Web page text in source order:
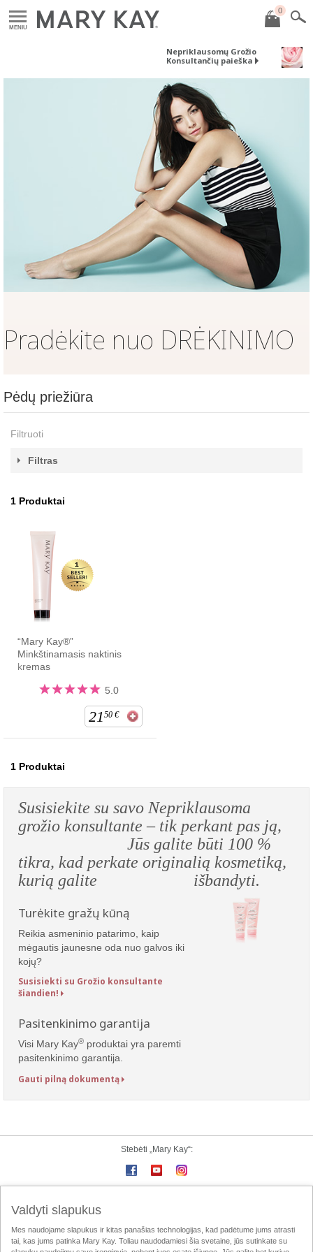
MENIU
0
Nepriklausomų Grožio
Konsultančių paieška
Pradėkite nuo DRĖKINIMO
Pėdų priežiūra
Filtruoti
Filtras
1 Produktai
“Mary Kay®”
Minkštinamasis naktinis
kremas
5.0
21 50 €
1 Produktai
Susisiekite su savo Nepriklausoma
grožio konsultante – tik perkant pas ją,
Jūs galite būti 100 %
tikra, kad perkate originalią kosmetiką,
kurią galite išbandyti.
Turėkite gražų kūną
Reikia asmeninio patarimo, kaip
mėgautis jaunesne oda nuo galvos iki
kojų?
Susisiekti su Grožio konsultante
šiandien!
Pasitenkinimo garantija
Visi Mary Kay® produktai yra paremti
pasitenkinimo garantija.
Gauti pilną dokumentą
Stebėti „Mary Kay“:
„Mary Kay“ online
Naudojimo taisyklės Privatumo politika
MK InTouch
Valdyti slapukus
Mes naudojame slapukus ir kitas panašias technologijas, kad padėtume jums atrasti
tai, kas jums patinka Mary Kay. Toliau naudodamiesi šia svetaine, jūs sutinkate su